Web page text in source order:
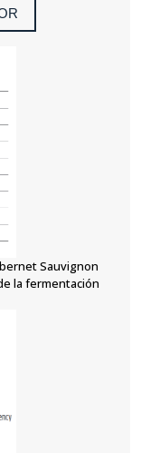
Sauvignon
la fermentación